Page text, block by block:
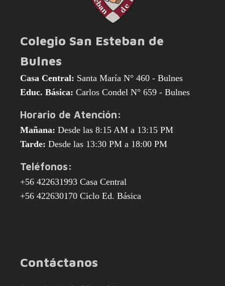
Colegio San Esteban de
Bulnes
Casa Central: Santa María N° 460 - Bulnes
Educ. Básica: Carlos Condel N° 659 - Bulnes
Horario de Atención:
Mañana: Desde las 8:15 AM a 13:15 PM
Tarde: Desde las 13:30 PM a 18:00 PM
Teléfonos:
+56 422631993 Casa Central
+56 422630170 Ciclo Ed. Básica
Contáctanos